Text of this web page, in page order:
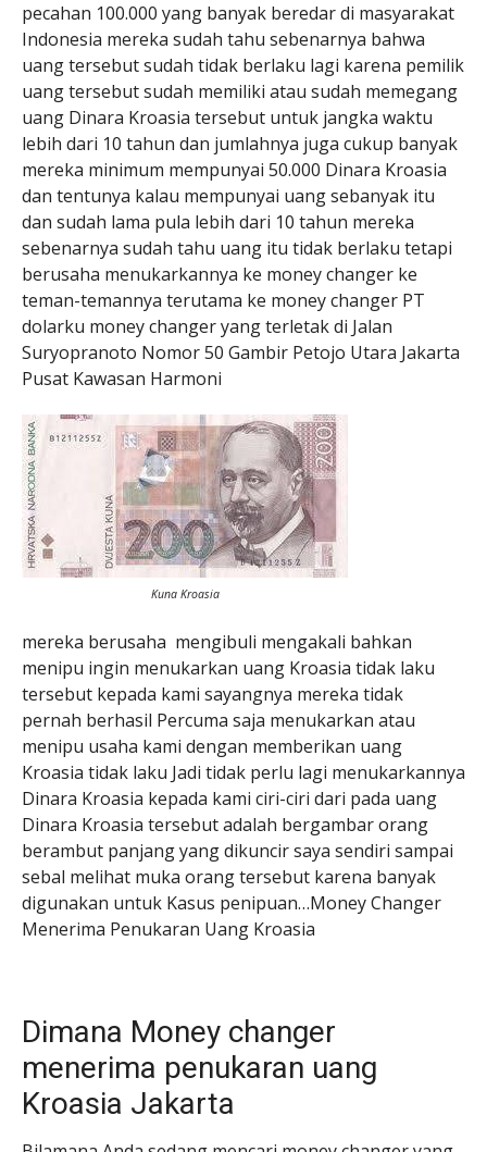
pecahan 100.000 yang banyak beredar di masyarakat
Indonesia mereka sudah tahu sebenarnya bahwa
uang tersebut sudah tidak berlaku lagi karena pemilik
uang tersebut sudah memiliki atau sudah memegang
uang Dinara Kroasia tersebut untuk jangka waktu
lebih dari 10 tahun dan jumlahnya juga cukup banyak
mereka minimum mempunyai 50.000 Dinara Kroasia
dan tentunya kalau mempunyai uang sebanyak itu
dan sudah lama pula lebih dari 10 tahun mereka
sebenarnya sudah tahu uang itu tidak berlaku tetapi
berusaha menukarkannya ke money changer ke
teman-temannya terutama ke money changer PT
dolarku money changer yang terletak di Jalan
Suryopranoto Nomor 50 Gambir Petojo Utara Jakarta
Pusat Kawasan Harmoni
Kuna Kroasia
mereka berusaha mengibuli mengakali bahkan
menipu ingin menukarkan uang Kroasia tidak laku
tersebut kepada kami sayangnya mereka tidak
pernah berhasil Percuma saja menukarkan atau
menipu usaha kami dengan memberikan uang
Kroasia tidak laku Jadi tidak perlu lagi menukarkannya
Dinara Kroasia kepada kami ciri-ciri dari pada uang
Dinara Kroasia tersebut adalah bergambar orang
berambut panjang yang dikuncir saya sendiri sampai
sebal melihat muka orang tersebut karena banyak
digunakan untuk Kasus penipuan…Money Changer
Menerima Penukaran Uang Kroasia
Dimana Money changer
menerima penukaran uang
Kroasia Jakarta